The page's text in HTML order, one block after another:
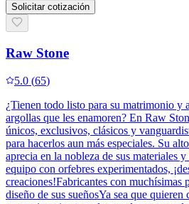
Solicitar cotización
Raw Stone
5.0 (65)
¿Tienen todo listo para su matrimonio y
argollas que les enamoren? En Raw
únicos, exclusivos, clásicos y
para hacerlos aun más especiales. Su
aprecia en la nobleza de sus materiales
equipo con orfebres experimentados,
creaciones!Fabricantes con muchísimas
diseño de sus sueñosYa sea que